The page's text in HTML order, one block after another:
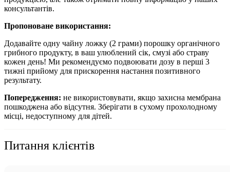
консультантів.
Пропоноване використання:
Додавайте одну чайну ложку (2 грами) порошку органічного
грибного продукту, в ваш улюблений сік, смузі або страву
кожен день! Ми рекомендуємо подвоювати дозу в перші 3
тижні прийому для прискорення настання позитивного
результату.
Попередження: не використовувати, якщо захисна мембрана
пошкоджена або відсутня. Зберігати в сухому прохолодному
місці, недоступному для дітей.
Питання клієнтів